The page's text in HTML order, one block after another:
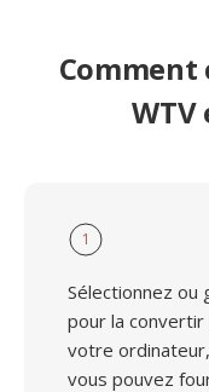
1
Sélectionnez ou
pour la
votre
vous pouvez